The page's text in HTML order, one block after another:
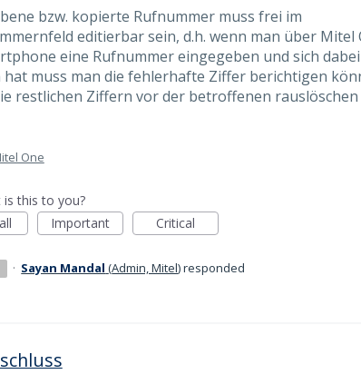
bzw. kopierte Rufnummer muss frei im
editierbar sein, d.h. wenn man über Mitel
eine Rufnummer eingegeben und sich dabei
hat muss man die fehlerhafte Ziffer berichtigen
restlichen Ziffern vor der betroffenen rauslöschen
One
this to you?
Important Critical
· Sayan Mandal (Admin, Mitel)responded